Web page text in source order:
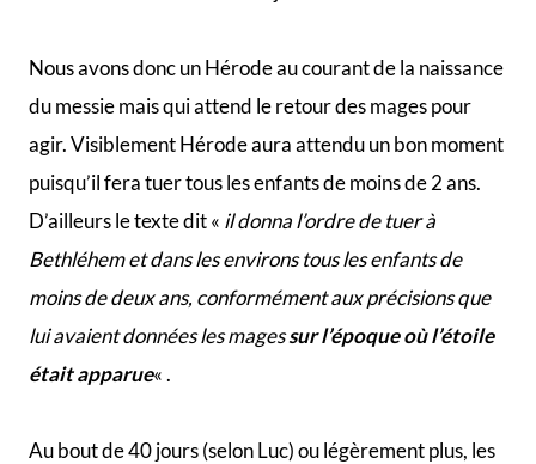
Nous avons donc un Hérode au courant de la naissance
du messie mais qui attend le retour des mages pour
agir. Visiblement Hérode aura attendu un bon moment
puisqu’il fera tuer tous les enfants de moins de 2 ans.
D’ailleurs le texte dit « il donna l’ordre de tuer à
Bethléhem et dans les environs tous les enfants de
moins de deux ans, conformément aux précisions que
lui avaient données les magessur l’époque où l’étoile
était apparue« .
Au bout de 40 jours (selon Luc) ou légèrement plus, les